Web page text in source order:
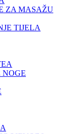
ZA MASAŽU
TIJELA